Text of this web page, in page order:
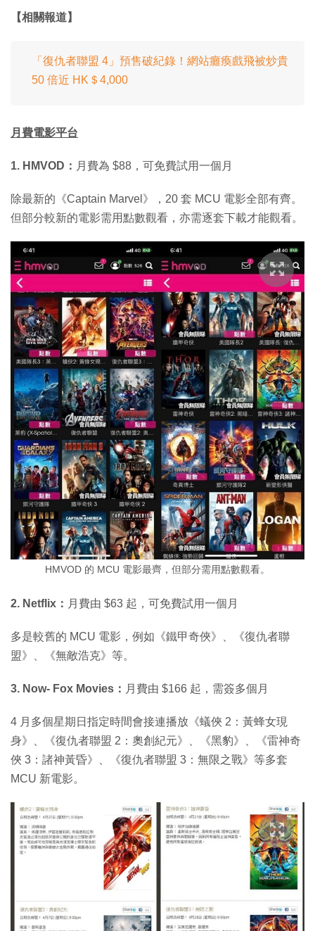
【相關報道】
「復仇者聯盟 4」預售破紀錄！網站癱瘓戲飛被炒貴
50 倍近 HK＄4,000
月費電影平台
1. HMVOD： 月費為 $88，可免費試用一個月
除最新的《Captain Marvel》，20 套 MCU 電影全部有齊。
但部分較新的電影需用點數觀看，亦需逐套下載才能觀看。
HMVOD 的 MCU 電影最齊，但部分需用點數觀看。
2. Netflix： 月費由 $63 起，可免費試用一個月
多是較舊的 MCU 電影，例如《鐵甲奇俠》、《復仇者聯
盟》、《無敵浩克》等。
3. Now- Fox Movies： 月費由 $166 起，需簽多個月
4 月多個星期日指定時間會接連播放《蟻俠 2：黃蜂女現
身》、《復仇者聯盟 2：奧創紀元》、《黑豹》、《雷神奇
俠 3：諸神黃昏》、《復仇者聯盟 3：無限之戰》等多套
MCU 新電影。